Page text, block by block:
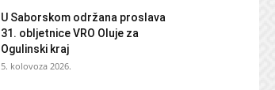
U Saborskom održana proslava
31. obljetnice VRO Oluje za
Ogulinski kraj
5. kolovoza 2026.